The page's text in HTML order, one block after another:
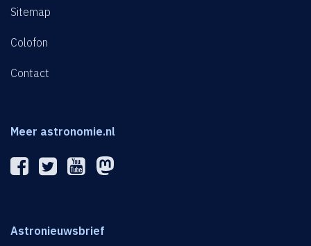
Sitemap
Colofon
Contact
Meer astronomie.nl
Astronieuwsbrief